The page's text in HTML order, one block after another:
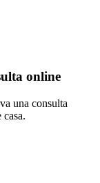
online
una consulta
casa.